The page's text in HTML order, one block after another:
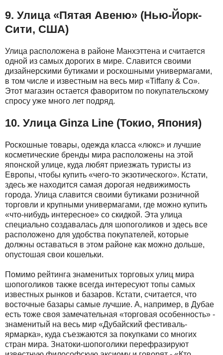
9. Улица «Пятая Авеню» (Нью-Йорк-
Сити, США)
Улица расположена в районе Манхэттена и считается
одной из самых дорогих в мире. Славится своими
дизайнерскими бутиками и роскошными универмагами,
в том числе и известным на весь мир «Tiffany & Co».
Этот магазин остается фаворитом по покупательскому
спросу уже много лет подряд.
10. Улица Ginza Line (Токио, Япония)
Роскошные товары, одежда класса «люкс» и лучшие
косметические бренды мира расположены на этой
японской улице, куда любят приезжать туристы из
Европы, чтобы купить «чего-то экзотического». Кстати,
здесь же находится самая дорогая недвижимость
города. Улица славится своими бутиками розничной
торговли и крупными универмагами, где можно купить
«что-нибудь интересное» со скидкой. Эта улица
специально создавалась для шопоголиков и здесь все
расположено для удобства покупателей, которые
должны оставаться в этом районе как можно дольше,
опустошая свои кошельки.
Помимо рейтинга знаменитых торговых улиц мира
шопоголиков также всегда интересуют топы самых
известных рынков и базаров. Кстати, считается, что
восточные базары самые лучшие. А, например, в Дубае
есть тоже своя замечательная «торговая особенность» -
знаменитый на весь мир «Дубайский фестиваль-
ярмарка», куда съезжаются за покупками со многих
стран мира. Знатоки-шопоголики перефразируют